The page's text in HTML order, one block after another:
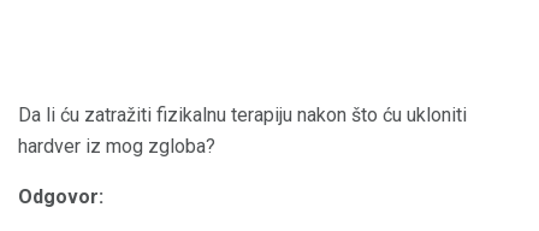
Da li ću zatražiti fizikalnu terapiju nakon što ću ukloniti
hardver iz mog zgloba?
Odgovor: